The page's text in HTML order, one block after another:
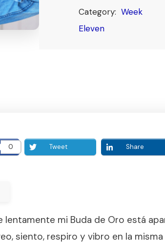
Category: Week
Eleven
0 Tweet Share
lentamente mi Buda de Oro está
siento, respiro y vibro en la misma